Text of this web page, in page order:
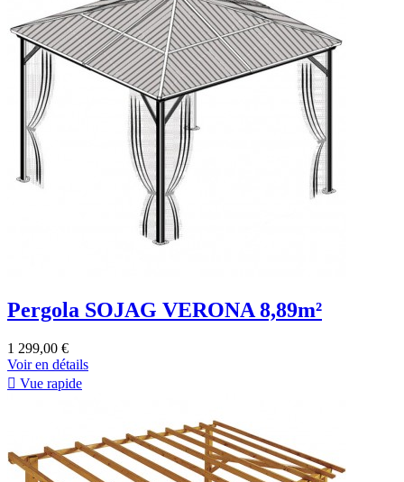
Pergola SOJAG VERONA 8,89m²
1 299,00 €
Voir en détails
 Vue rapide